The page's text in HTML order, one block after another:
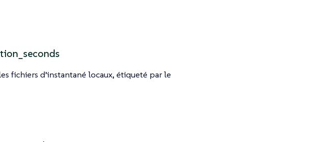
fichiers d’instantané locaux, étiqueté par le